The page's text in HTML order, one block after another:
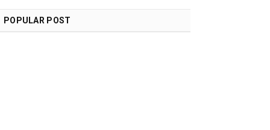
POPULAR POST